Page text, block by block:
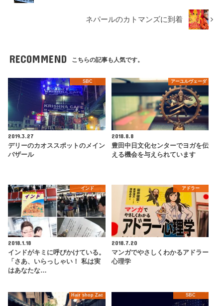
ネパールのカトマンズに到着
RECOMMEND こちらの記事も人気です。
SBC
2019.3.27
デリーのカオススポットのメイン
バザール
アーユルヴェーダ
2018.8.8
豊田中日文化センターでヨガを伝
える機会を与えられています
インド
2018.1.18
インドがキミに呼びかけている。
「さあ、いらっしゃい！ 私は実
はあなたな…
アドラー
2018.7.20
マンガでやさしくわかるアドラー
心理学
Hair shop Zac SBC